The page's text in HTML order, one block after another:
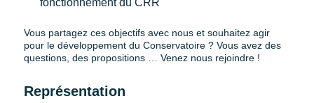
Vous partagez ces objectifs avec nous et souhaitez agir
pour le développement du Conservatoire ? Vous avez des
questions, des propositions … Venez nous rejoindre !
Représentation